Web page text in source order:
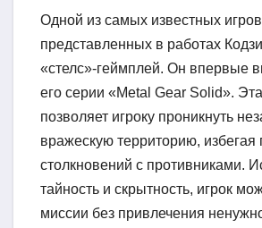
Одной из самых известных
представленных в работах
«стелс»-геймплей. Он впервые
его серии «Metal Gear Solid».
позволяет игроку проникнуть
вражескую территорию,
столкновений с противниками.
тайность и скрытность, игрок
миссии без привлечения